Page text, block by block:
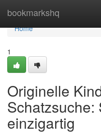
bookmarkshq
Home
Home
1
Originelle
Schatzsuche:
einzigartig